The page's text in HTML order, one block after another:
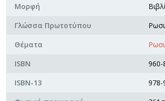
Μορφή
Γλώσσα Πρωτοτύπου
Θέματα
ISBN
960-
ISBN-13
978-